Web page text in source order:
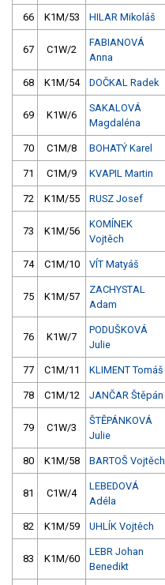
66 K1M/53 HILAR Mikoláš
67 C1W/2
FABIANOVÁ
Anna
68 K1M/54 DOČKAL Radek
69 K1W/6
SAKALOVÁ
Magdaléna
70 C1M/8 BOHATÝ Karel
71 C1M/9 KVAPIL Martin
72 K1M/55 RUSZ Josef
73 K1M/56
KOMÍNEK
Vojtěch
74 C1M/10 VÍT Matyáš
75 K1M/57
ZACHYSTAL
Adam
76 K1W/7
PODUŠKOVÁ
Julie
77 C1M/11 KLIMENT Tomáš
78 C1M/12 JANČAR Štěpán
79 C1W/3
ŠTĚPÁNKOVÁ
Julie
80 K1M/58 BARTOŠ Vojtěch
81 C1W/4
LEBEDOVÁ
Adéla
82 K1M/59 UHLÍK Vojtěch
83 K1M/60
LEBR Johan
Benedikt